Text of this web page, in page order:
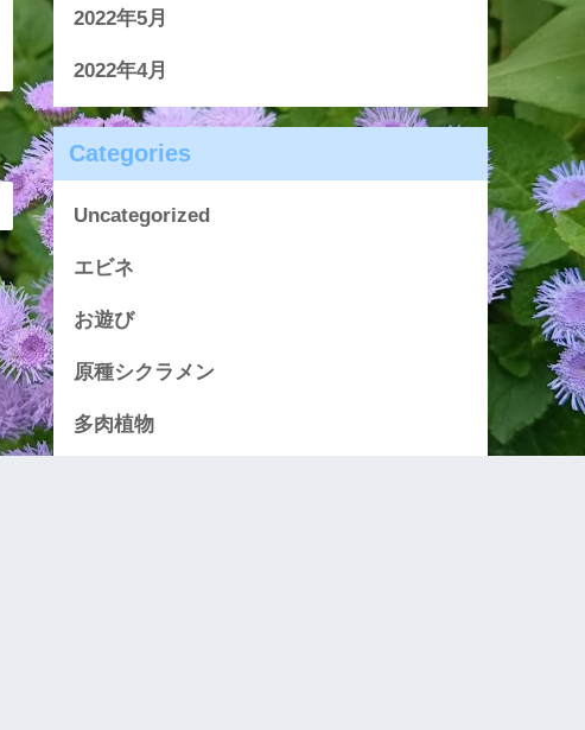
2022年5月
2022年4月
Categories
Uncategorized
エビネ
お遊び
原種シクラメン
多肉植物